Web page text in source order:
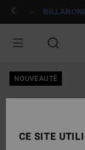
Passer
🏄 Participer
NOUVEAUTÉ
CE SITE